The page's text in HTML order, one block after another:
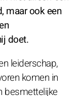
maar ook een
doet.
leiderschap,
komen in
besmettelijke